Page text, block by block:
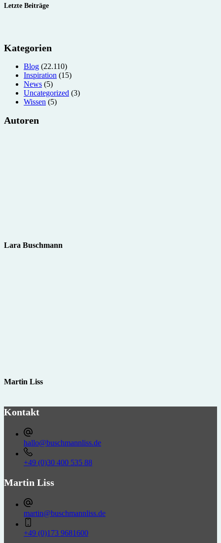
Ergebnisse
Letzte Beiträge
Kategorien
Blog (22.110)
Inspiration (15)
News (5)
Uncategorized (3)
Wissen (5)
Autoren
Lara Buschmann
Martin Liss
Kontakt
hallo@buschmannliss.de
+49 (0)30 400 535 88‬‬‬‬
Martin Liss
martin@buschmannliss.de
+49 (0)173 9681600‬‬‬